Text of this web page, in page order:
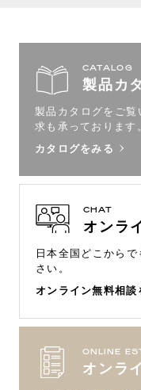
CATALOG
製品カ
製品カタログをご覧
求も承っております
カタログをみる
CHAT
オンラ
日本全国どこから
さい。
オンライン無料相談
ONLINE
オンラ